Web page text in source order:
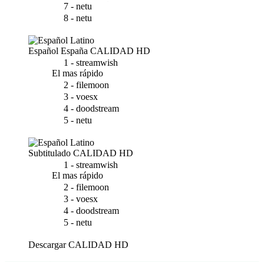
7 - netu
8 - netu
Español España CALIDAD HD
1 - streamwish
El mas rápido
2 - filemoon
3 - voesx
4 - doodstream
5 - netu
Subtitulado CALIDAD HD
1 - streamwish
El mas rápido
2 - filemoon
3 - voesx
4 - doodstream
5 - netu
DescargarCALIDAD HD